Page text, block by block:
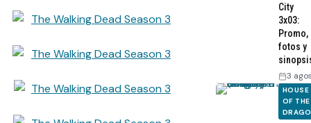
City
3x03:
Promo,
fotos y
3
HOUSE
OF THE